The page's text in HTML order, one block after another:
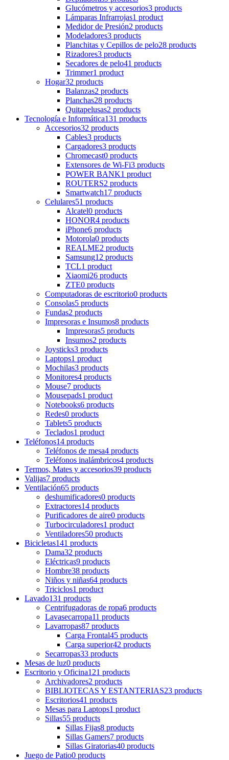
Glucómetros y accesorios3 products
Lámparas Infrarrojas1 product
Medidor de Presión2 products
Modeladores3 products
Planchitas y Cepillos de pelo28 products
Rizadores3 products
Secadores de pelo41 products
Trimmer1 product
Hogar32 products
Balanzas2 products
Planchas28 products
Quitapelusas2 products
Tecnología e Informática131 products
Accesorios32 products
Cables3 products
Cargadores3 products
Chromecast0 products
Extensores de Wi-Fi3 products
POWER BANK1 product
ROUTERS2 products
Smartwatch17 products
Celulares51 products
Alcatel0 products
HONOR4 products
iPhone6 products
Motorola0 products
REALME2 products
Samsung12 products
TCL1 product
Xiaomi26 products
ZTE0 products
Computadoras de escritorio0 products
Consolas5 products
Fundas2 products
Impresoras e Insumos8 products
Impresoras5 products
Insumos2 products
Joysticks3 products
Laptops1 product
Mochilas3 products
Monitores4 products
Mouse7 products
Mousepads1 product
Notebooks6 products
Redes0 products
Tablets5 products
Teclados1 product
Teléfonos14 products
Teléfonos de mesa4 products
Teléfonos inalámbricos4 products
Termos, Mates y accesorios39 products
Valijas7 products
Ventilación65 products
deshumificadores0 products
Extractores14 products
Purificadores de aire0 products
Turbocirculadores1 product
Ventiladores50 products
Bicicletas141 products
Dama32 products
Eléctricas9 products
Hombre38 products
Niños y niñas64 products
Triciclos1 product
Lavado131 products
Centrifugadoras de ropa6 products
Lavasecarropa11 products
Lavarropas87 products
Carga Frontal45 products
Carga superior42 products
Secarropas33 products
Mesas de luz0 products
Escritorio y Oficina121 products
Archivadores2 products
BIBLIOTECAS Y ESTANTERIAS23 products
Escritorios41 products
Mesas para Laptops1 product
Sillas55 products
Sillas Fijas8 products
Sillas Gamers7 products
Sillas Giratorias40 products
Juego de Patio0 products